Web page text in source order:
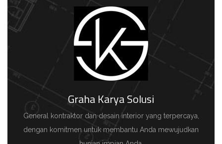
Graha Karya Solusi
General kontraktor dan desain interior yang terpercaya,
dengan komitmen untuk membantu Anda mewujudkan